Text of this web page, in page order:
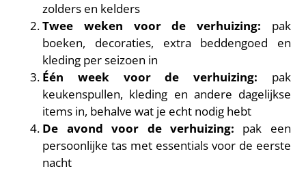
zolders en kelders
Twee weken voor de verhuizing: pak
boeken, decoraties, extra beddengoed en
kleding per seizoen in
Één week voor de verhuizing: pak
keukenspullen, kleding en andere dagelijkse
items in, behalve wat je echt nodig hebt
De avond voor de verhuizing: pak een
persoonlijke tas met essentials voor de eerste
nacht